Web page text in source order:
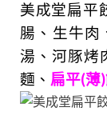
美成堂扁平
腸、生牛肉
湯、河豚烤
麵、 扁平(薄